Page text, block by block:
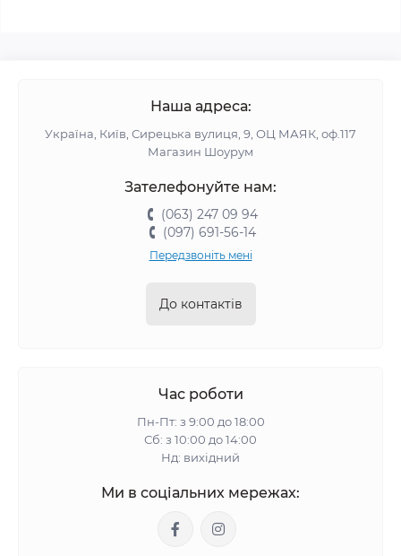
Наша адреса:
Україна, Київ, Сирецька вулиця, 9, ОЦ МАЯК, оф.117
Магазин Шоурум
Зателефонуйте нам:
(063) 247 09 94
(097) 691-56-14
Передзвоніть мені
До контактів
Час роботи
Пн-Пт: з 9:00 до 18:00
Сб: з 10:00 до 14:00
Нд: вихідний
Ми в соціальних мережах: